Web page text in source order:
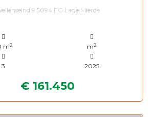
9 5094 EG Lage Mierde
m2 m2
3 2025
€ 161.450